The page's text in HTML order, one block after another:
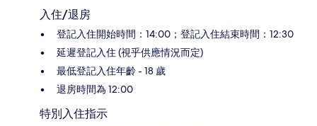
入住/退房
登記入住開始時間：14:00；登記入住結束時間：12:30
延遲登記入住 (視乎供應情況而定)
最低登記入住年齡 - 18 歲
退房時間為 12:00
特別入住指示